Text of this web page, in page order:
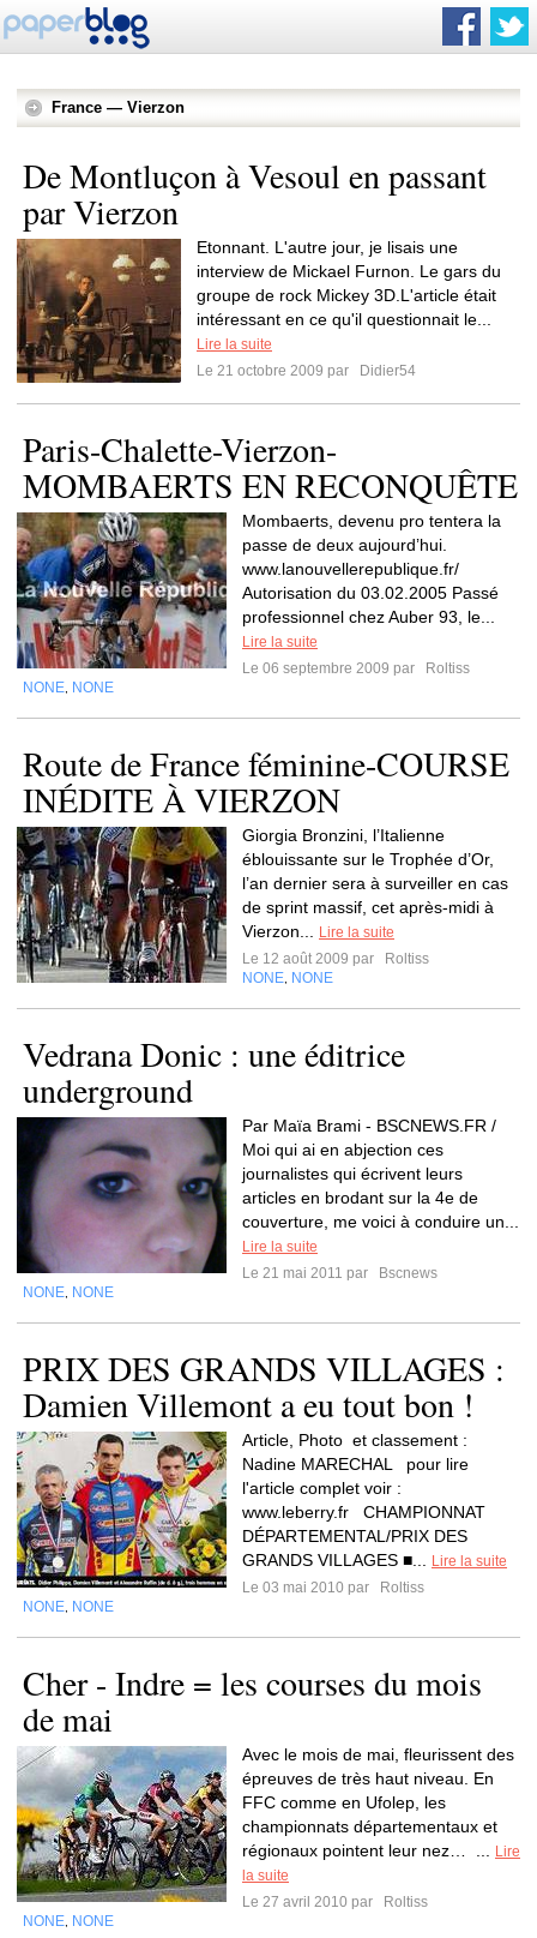
France — Vierzon
De Montluçon à Vesoul en passant
par Vierzon
Etonnant. L'autre jour, je lisais une
interview de Mickael Furnon. Le gars du
groupe de rock Mickey 3D.L'article était
intéressant en ce qu'il questionnait le...
Lire la suite
Le 21 octobre 2009 par
Didier54
Paris-Chalette-Vierzon-
MOMBAERTS EN RECONQUÊTE
Mombaerts, devenu pro tentera la
passe de deux aujourd’hui.
www.lanouvellerepublique.fr/
Autorisation du 03.02.2005 Passé
professionnel chez Auber 93, le...
Lire la suite
Le 06 septembre 2009 par
Roltiss
NONE NONE
Route de France féminine-COURSE
INÉDITE À VIERZON
Giorgia Bronzini, l’Italienne
éblouissante sur le Trophée d’Or,
l’an dernier sera à surveiller en cas
de sprint massif, cet après-midi à
Vierzon...
Lire la suite
Le 12 août 2009 par
Roltiss
NONE NONE
Vedrana Donic : une éditrice
underground
Par Maïa Brami - BSCNEWS.FR /
Moi qui ai en abjection ces
journalistes qui écrivent leurs
articles en brodant sur la 4e de
couverture, me voici à conduire un...
Lire la suite
Le 21 mai 2011 par
Bscnews
NONE NONE
PRIX DES GRANDS VILLAGES :
Damien Villemont a eu tout bon !
Article, Photo et classement :
Nadine MARECHAL pour lire
l'article complet voir :
www.leberry.fr CHAMPIONNAT
DÉPARTEMENTAL/PRIX DES
GRANDS VILLAGES ■...
Lire la suite
Le 03 mai 2010 par
Roltiss
NONE NONE
Cher - Indre = les courses du mois
de mai
Avec le mois de mai, fleurissent des
épreuves de très haut niveau. En
FFC comme en Ufolep, les
championnats départementaux et
régionaux pointent leur nez… ...
Lire
la suite
Le 27 avril 2010 par
Roltiss
NONE NONE